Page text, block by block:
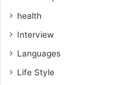
health
Interview
Languages
Life Style